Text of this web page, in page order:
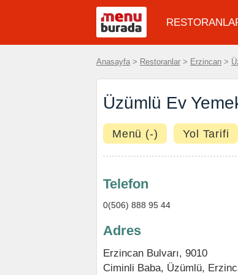
Anasayfa > Restoranlar > Erzincan >
Üzümlü Ev
Menü (-) Yol Tarifi
Telefon
0(506) 888 95 44
Adres
Erzincan Bulvarı, 9010
Ciminli Baba, Üzümlü,